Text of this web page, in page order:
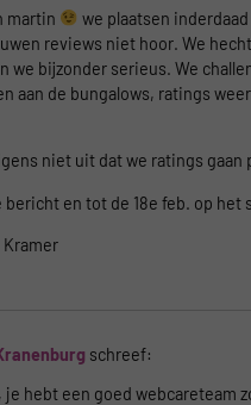
martin
we plaatsen
reviews niet hoor. We
we bijzonder serieus. We
aan de bungalows, ratings
niet uit dat we ratings
bericht en tot de 18e feb. op het
Kramer
schreef:
je hebt een goed webcareteam